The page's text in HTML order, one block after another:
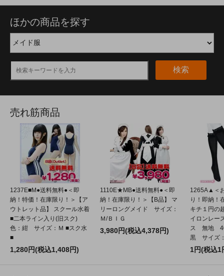
ほかの商品を探す
検索
売れ筋商品
1237E■M●送料無料●＜即
納！特価！在庫限り！＞【ア
ウトレット品】 スクール水着
■二本ライン入り(旧スク)
色：紺 サイズ：Ｍ ■スク水
■
1,280円(税込1,408円)
1110E★MB●送料無料●＜即
納！在庫限り！＞【B品】 マ
リーロングメイド サイズ：
Ｍ/ＢＩＧ
3,980円(税込4,378円)
1265A▲＜
り！即納！
キチ１円の
イロンレー
ス 無地
黒 サイズ
1円(税込1